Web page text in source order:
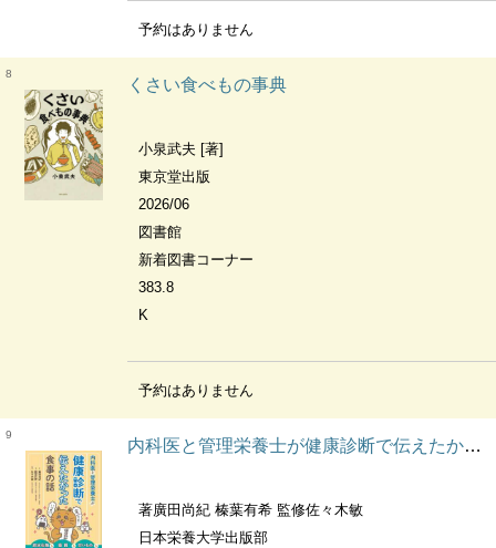
予約はありません
8
くさい食べもの事典
小泉武夫 [著]
東京堂出版
2026/06
図書館
新着図書コーナー
383.8
K
予約はありません
9
内科医と管理栄養士が健康診断で伝えたかった食事の話
著廣田尚紀 榛葉有希 監修佐々木敏
日本栄養大学出版部